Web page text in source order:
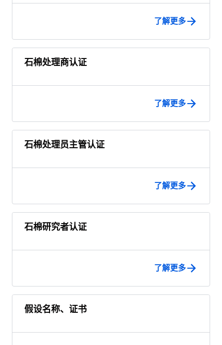
了解更多
石棉处理商认证
了解更多
石棉处理员主管认证
了解更多
石棉研究者认证
了解更多
假设名称、证书